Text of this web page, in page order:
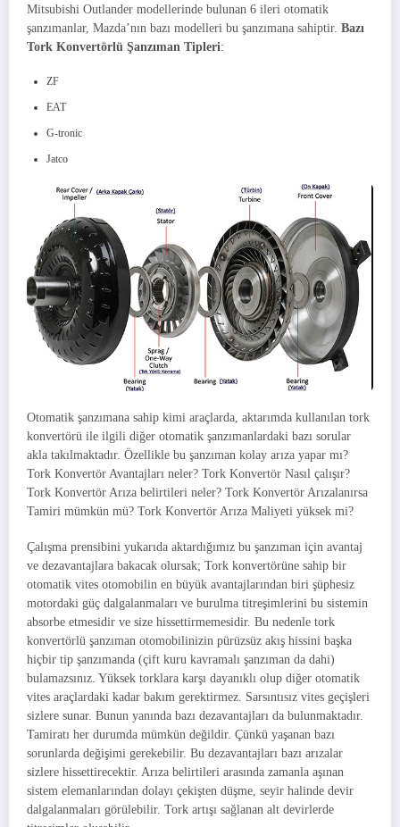
Mitsubishi Outlander modellerinde bulunan 6 ileri otomatik
şanzımanlar, Mazda’nın bazı modelleri bu şanzımana sahiptir. Bazı
Tork Konvertörlü Şanzıman Tipleri:
ZF
EAT
G-tronic
Jatco
Otomatik şanzımana sahip kimi araçlarda, aktarımda kullanılan tork
konvertörü ile ilgili diğer otomatik şanzımanlardaki bazı sorular
akla takılmaktadır. Özellikle bu şanzıman kolay arıza yapar mı?
Tork Konvertör Avantajları neler? Tork Konvertör Nasıl çalışır?
Tork Konvertör Arıza belirtileri neler? Tork Konvertör Arızalanırsa
Tamiri mümkün mü? Tork Konvertör Arıza Maliyeti yüksek mi?
Çalışma prensibini yukarıda aktardığımız bu şanzıman için avantaj
ve dezavantajlara bakacak olursak; Tork konvertörüne sahip bir
otomatik vites otomobilin en büyük avantajlarından biri şüphesiz
motordaki güç dalgalanmaları ve burulma titreşimlerini bu sistemin
absorbe etmesidir ve size hissettirmemesidir. Bu nedenle tork
konvertörlü şanzıman otomobilinizin pürüzsüz akış hissini başka
hiçbir tip şanzımanda (çift kuru kavramalı şanzıman da dahi)
bulamazsınız. Yüksek torklara karşı dayanıklı olup diğer otomatik
vites araçlardaki kadar bakım gerektirmez. Sarsıntısız vites geçişleri
sizlere sunar. Bunun yanında bazı dezavantajları da bulunmaktadır.
Tamiratı her durumda mümkün değildir. Çünkü yaşanan bazı
sorunlarda değişimi gerekebilir. Bu dezavantajları bazı arızalar
sizlere hissettirecektir. Arıza belirtileri arasında zamanla aşınan
sistem elemanlarından dolayı çekişten düşme, seyir halinde devir
dalgalanmaları görülebilir. Tork artışı sağlanan alt devirlerde